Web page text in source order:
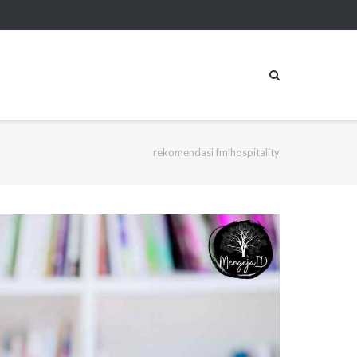
rekomendasi fmlhospitality